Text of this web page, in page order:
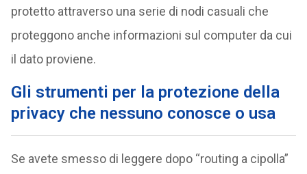
protetto attraverso una serie di nodi casuali che
proteggono anche informazioni sul computer da cui
il dato proviene.
Gli strumenti per la protezione della
privacy che nessuno conosce o usa
Se avete smesso di leggere dopo “routing a cipolla”